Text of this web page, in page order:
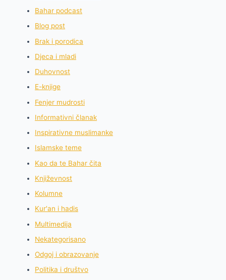
Bahar podcast
Blog post
Brak i porodica
Djeca i mladi
Duhovnost
E-knjige
Fenjer mudrosti
Informativni članak
Inspirativne muslimanke
Islamske teme
Kao da te Bahar čita
Književnost
Kolumne
Kur'an i hadis
Multimedija
Nekategorisano
Odgoj i obrazovanje
Politika i društvo